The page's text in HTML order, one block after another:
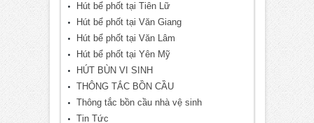
Hút bể phốt tại Tiên Lữ
Hút bể phốt tại Văn Giang
Hút bể phốt tại Văn Lâm
Hút bể phốt tại Yên Mỹ
HÚT BÙN VI SINH
THÔNG TẮC BỒN CẦU
Thông tắc bồn cầu nhà vệ sinh
Tin Tức